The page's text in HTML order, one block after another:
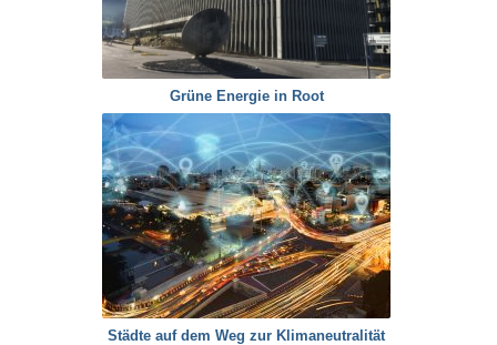
Grüne Energie in Root
Städte auf dem Weg zur Klimaneutralität